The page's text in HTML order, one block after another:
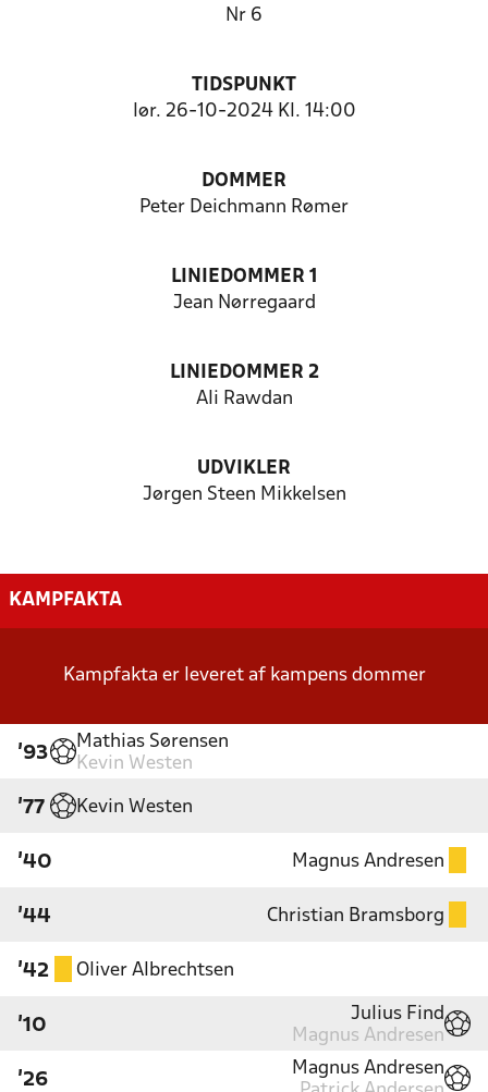
Nr 6
TIDSPUNKT
lør. 26-10-2024 Kl. 14:00
DOMMER
Peter Deichmann Rømer
LINIEDOMMER 1
Jean Nørregaard
LINIEDOMMER 2
Ali Rawdan
UDVIKLER
Jørgen Steen Mikkelsen
KAMPFAKTA
Kampfakta er leveret af kampens dommer
'93
Mathias Sørensen
Kevin Westen
'77 Kevin Westen
'40 Magnus Andresen
'44 Christian Bramsborg
'42 Oliver Albrechtsen
'10
Julius Find
Magnus Andresen
'26
Magnus Andresen